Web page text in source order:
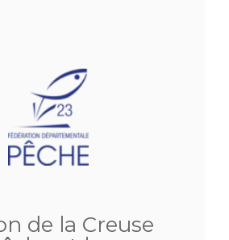
de la Creuse